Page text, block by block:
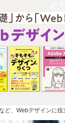
ど、Webデザインに役